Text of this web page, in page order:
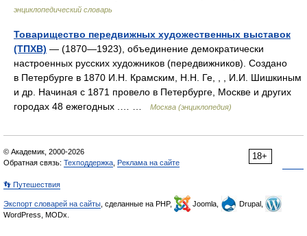
энциклопедический словарь
Товарищество передвижных художественных выставок
(ТПХВ) — (1870—1923), объединение демократически
настроенных русских художников (передвижников). Создано
в Петербурге в 1870 И.Н. Крамским, Н.Н. Ге, , , И.И. Шишкиным
и др. Начиная с 1871 провело в Петербурге, Москве и других
городах 48 ежегодных .… …
Москва (энциклопедия)
18+
© Академик, 2000-2026
Обратная связь: Техподдержка Реклама на сайте
👣 Путешествия
Экспорт словарей на сайты , сделанные на PHP, Joomla,
Drupal,
WordPress, MODx.